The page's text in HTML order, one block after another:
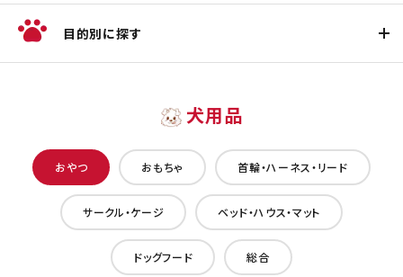
目的別に探す
犬用品
おやつ おもちゃ 首輪・ハーネス・リード
サークル・ケージ ベッド・ハウス・マット
ドッグフード 総合